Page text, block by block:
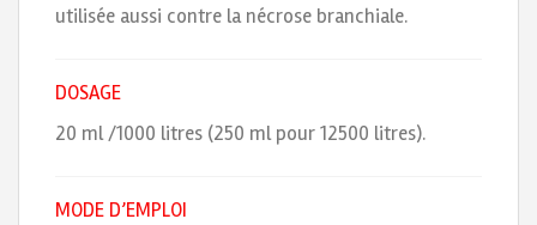
utilisée aussi contre la nécrose branchiale.
DOSAGE
20 ml /1000 litres (250 ml pour 12500 litres).
MODE D’EMPLOI